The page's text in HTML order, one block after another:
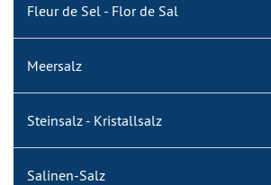
Fleur de Sel - Flor de Sal
Meersalz
Steinsalz - Kristallsalz
Salinen-Salz